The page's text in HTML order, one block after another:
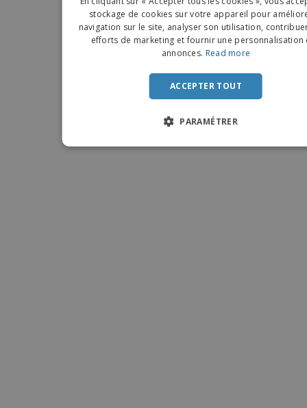
DUTCH
stockage de cookies sur votre appareil pour
navigation sur le site, analyser son utilisation,
efforts de marketing et fournir une personnalisation
annonces. Read more
ACCEPTER TOUT
PARAMÉTRER